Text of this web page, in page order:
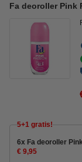
Fa deoroller Pink
5+1 gratis!
6x Fa deoroller
€ 9,95